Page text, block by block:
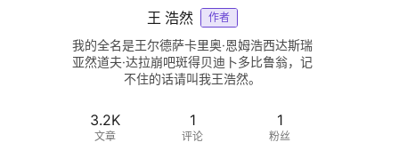
王 浩然 作者
我的全名是王尔德萨卡里奥·恩姆浩西达斯瑞
亚然道夫·达拉崩吧斑得贝迪卜多比鲁翁，记
不住的话请叫我王浩然。
3.2K
文章
1
评论
1
粉丝